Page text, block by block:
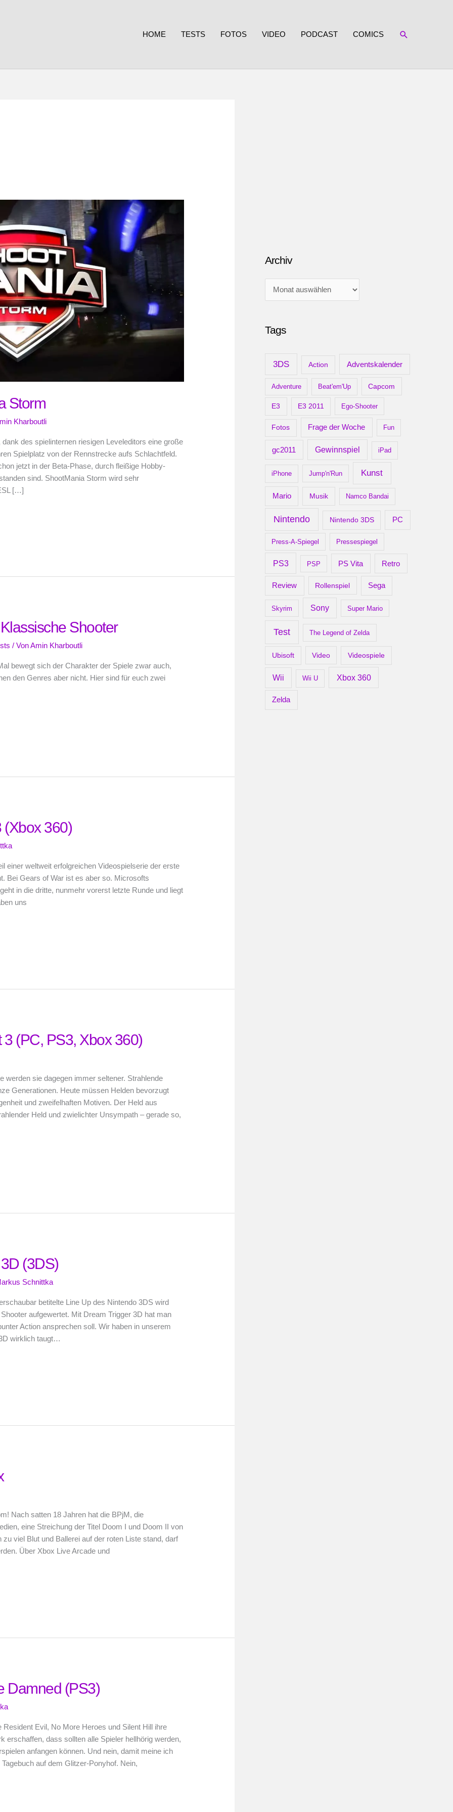
HOME TESTS FOTOS VIDEO PODCAST COMICS SUCHEN
Storm
Kharboutli
des spielinternen riesigen Leveleditors eine große
Spielplatz von der Rennstrecke aufs Schlachtfeld.
jetzt in der Beta-Phase, durch fleißige Hobby-
sind. ShootMania Storm wird sehr
[…]
Shooter
/ VonAmin Kharboutli
bewegt sich der Charakter der Spiele zwar auch,
den Genres aber nicht. Hier sind für euch zwei
(Xbox 360)
einer weltweit erfolgreichen Videospielserie der erste
Bei Gears of War ist es aber so. Microsofts
in die dritte, nunmehr vorerst letzte Runde und liegt
uns
(PC, PS3, Xbox 360)
werden sie dagegen immer seltener. Strahlende
Generationen. Heute müssen Helden bevorzugt
und zweifelhaften Motiven. Der Held aus
Held und zwielichter Unsympath – gerade so,
(3DS)
Schnittka
betitelte Line Up des Nintendo 3DS wird
aufgewertet. Mit Dream Trigger 3D hat man
Action ansprechen soll. Wir haben in unserem
wirklich taugt…
Nach satten 18 Jahren hat die BPjM, die
eine Streichung der Titel Doom I und Doom II von
viel Blut und Ballerei auf der roten Liste stand, darf
Über Xbox Live Arcade und
Damned (PS3)
Evil, No More Heroes und Silent Hill ihre
erschaffen, dass sollten alle Spieler hellhörig werden,
anfangen können. Und nein, damit meine ich
auf dem Glitzer-Ponyhof. Nein,
Archiv
r
Tags
3DS Action Adventskalender
Adventure Beat'em'Up Capcom
E3 E3 2011 Ego-Shooter
Fotos Frage der Woche Fun
gc2011 Gewinnspiel iPad
iPhone Jump'n'Run Kunst
Mario Musik Namco Bandai
Nintendo Nintendo 3DS PC
Press-A-Spiegel Pressespiegel
PS3 PSP PS Vita Retro
Review Rollenspiel Sega
Skyrim Sony Super Mario
Test The Legend of Zelda
Ubisoft Video Videospiele
Wii Wii U Xbox 360
Zelda